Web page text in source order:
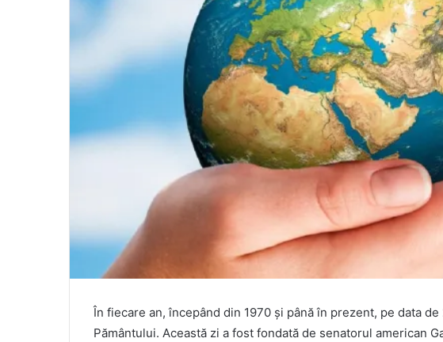
În fiecare an, începând din 1970 și până în prezent, pe data
Pământului. Această zi a fost fondată de senatorul american